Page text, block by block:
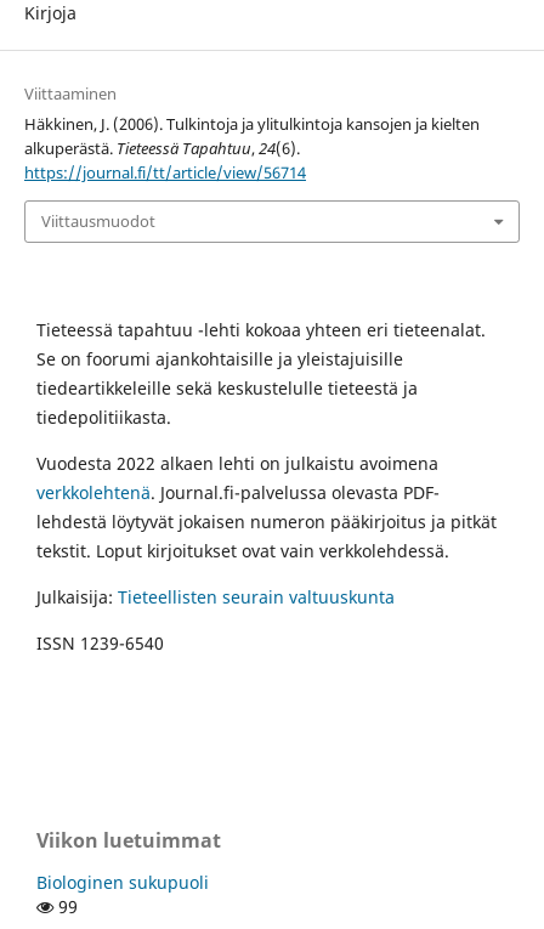
Kirjoja
Viittaaminen
Häkkinen, J. (2006). Tulkintoja ja ylitulkintoja kansojen ja kielten
alkuperästä. Tieteessä Tapahtuu,24(6).
https://journal.fi/tt/article/view/56714
Viittausmuodot
Tieteessä tapahtuu -lehti kokoaa yhteen eri tieteenalat.
Se on foorumi ajankohtaisille ja yleistajuisille
tiedeartikkeleille sekä keskustelulle tieteestä ja
tiedepolitiikasta.
Vuodesta 2022 alkaen lehti on julkaistu avoimena
verkkolehtenä. Journal.fi-palvelussa olevasta PDF-
lehdestä löytyvät jokaisen numeron pääkirjoitus ja pitkät
tekstit. Loput kirjoitukset ovat vain verkkolehdessä.
Julkaisija: Tieteellisten seurain valtuuskunta
ISSN 1239-6540
Viikon luetuimmat
Biologinen sukupuoli
99